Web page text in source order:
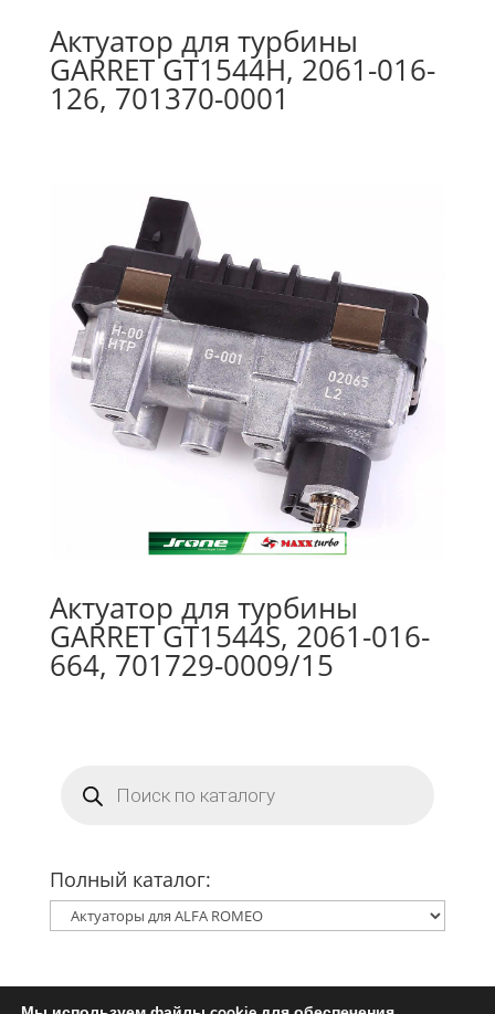
Актуатор для турбины
GARRET GT1544H, 2061-016-
126, 701370-0001
Актуатор для турбины
GARRET GT1544S, 2061-016-
664, 701729-0009/15
товаров
Полный каталог: